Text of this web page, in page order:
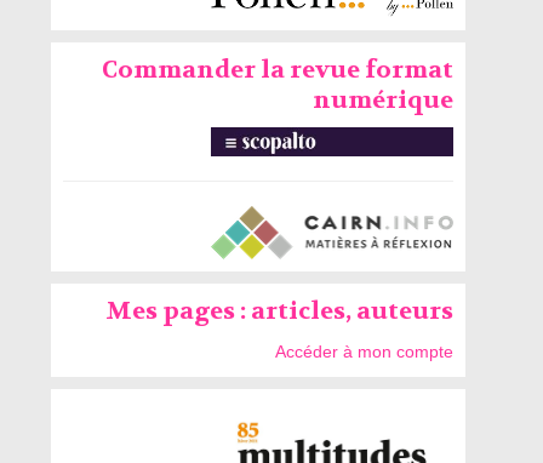
Commander la revue format
numérique
Mes pages : articles, auteurs
Accéder à mon compte